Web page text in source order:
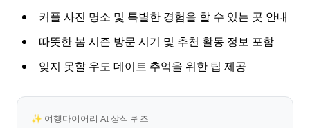
커플 사진 명소 및 특별한 경험을 할 수 있는 곳 안내
따뜻한 봄 시즌 방문 시기 및 추천 활동 정보 포함
잊지 못할 우도 데이트 추억을 위한 팁 제공
✨ 여행다이어리 AI 상식 퀴즈